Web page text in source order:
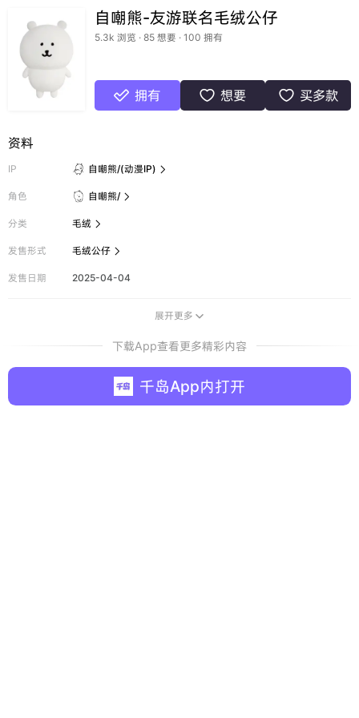
自嘲熊-友游联名毛绒公仔
5.3k 浏览 · 85 想要 · 100 拥有
 拥有  想要  买多款
资料
IP 自嘲熊/(动漫IP) 
角色 自嘲熊/ 
分类 毛绒 
发售形式 毛绒公仔 
发售日期 2025-04-04
展开更多 
下载App查看更多精彩内容
千岛App内打开